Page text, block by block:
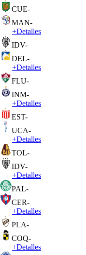
CUE-
MAN-
+Detalles
IDV-
DEL-
+Detalles
FLU-
INM-
+Detalles
EST-
UCA-
+Detalles
TOL-
IDV-
+Detalles
PAL-
CER-
+Detalles
PLA-
COQ-
+Detalles